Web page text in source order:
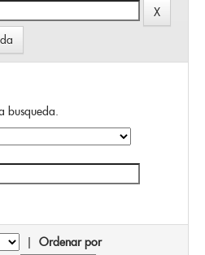
busqueda.
| Ordenar por